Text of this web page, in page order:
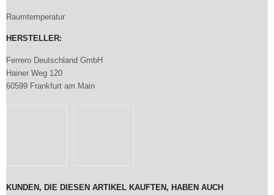
Raumtemperatur
HERSTELLER:
Ferrero Deutschland GmbH
Hainer Weg 120
60599 Frankfurt am Main
KUNDEN, DIE DIESEN ARTIKEL KAUFTEN, HABEN AUCH